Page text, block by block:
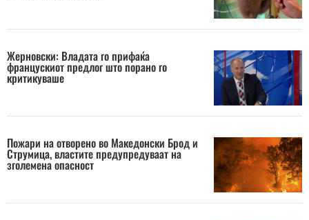
Жерновски: Владата го прифаќа
францускиот предлог што порано го
критикуваше
Пожари на отворено во Македонски Брод и
Струмица, властите предупредуваат на
зголемена опасност